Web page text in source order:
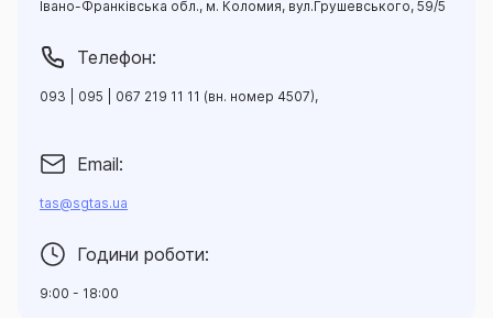
Івано-Франківська обл., м. Коломия, вул.Грушевського, 59/5
Телефон:
093 | 095 | 067 219 11 11 (вн. номер 4507),
Email:
tas@sgtas.ua
Години роботи:
9:00 - 18:00